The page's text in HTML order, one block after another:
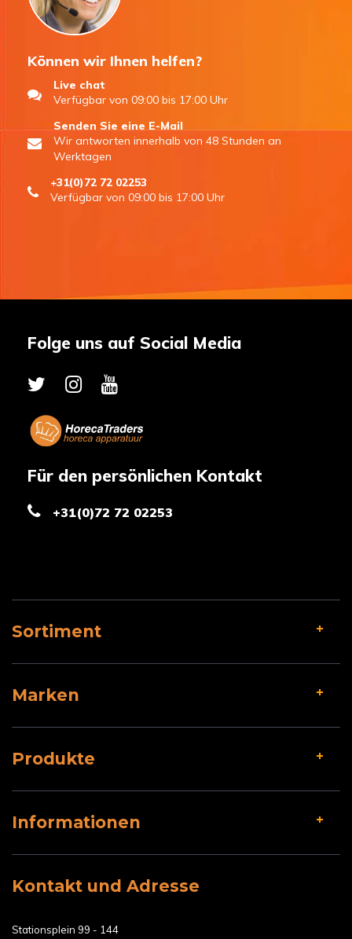
Können wir Ihnen helfen?
Live chat
Verfügbar von 09:00 bis 17:00 Uhr
Senden Sie eine E-Mail
Wir antworten innerhalb von 48 Stunden an
Werktagen
+31(0)72 72 02253
Verfügbar von 09:00 bis 17:00 Uhr
Folge uns auf Social Media
Für den persönlichen Kontakt
+31(0)72 72 02253
Sortiment
Marken
Produkte
Informationen
Kontakt und Adresse
Stationsplein 99 - 144